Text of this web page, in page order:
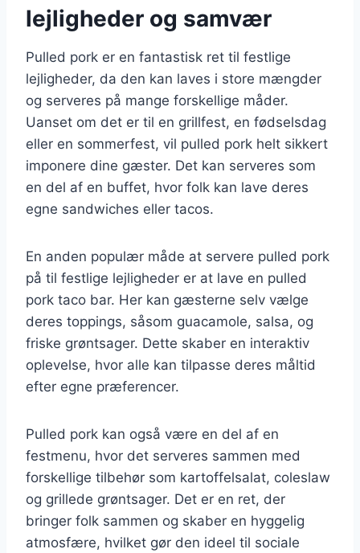
lejligheder og samvær
Pulled pork er en fantastisk ret til festlige
lejligheder, da den kan laves i store mængder
og serveres på mange forskellige måder.
Uanset om det er til en grillfest, en fødselsdag
eller en sommerfest, vil pulled pork helt sikkert
imponere dine gæster. Det kan serveres som
en del af en buffet, hvor folk kan lave deres
egne sandwiches eller tacos.
En anden populær måde at servere pulled pork
på til festlige lejligheder er at lave en pulled
pork taco bar. Her kan gæsterne selv vælge
deres toppings, såsom guacamole, salsa, og
friske grøntsager. Dette skaber en interaktiv
oplevelse, hvor alle kan tilpasse deres måltid
efter egne præferencer.
Pulled pork kan også være en del af en
festmenu, hvor det serveres sammen med
forskellige tilbehør som kartoffelsalat, coleslaw
og grillede grøntsager. Det er en ret, der
bringer folk sammen og skaber en hyggelig
atmosfære, hvilket gør den ideel til sociale